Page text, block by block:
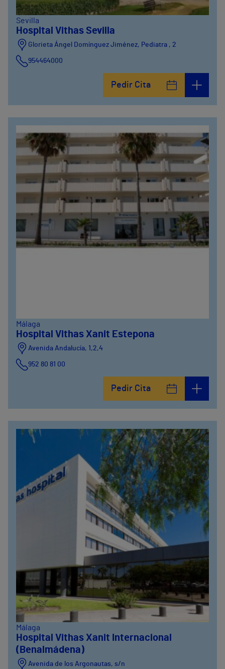
Sevilla
Hospital Vithas Sevilla
Glorieta Ángel Domínguez Jiménez, Pediatra , 2
954464000
Pedir Cita
Málaga
Hospital Vithas Xanit Estepona
Avenida Andalucía, 1,2,4
952 80 81 00
Pedir Cita
Málaga
Hospital Vithas Xanit Internacional
(Benalmádena)
Avenida de los Argonautas, s/n